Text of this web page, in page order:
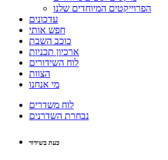
הפרוייקטים המיוחדים שלנו
עדכונים
חפש אותי
כוכב השבת
ארכיון תכניות
לוח השידורים
הצוות
מי אנחנו
לוח משדרים
נבחרת השדרנים
כעת בשידור